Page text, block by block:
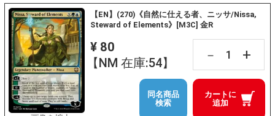
【EN】(270)《自然に仕える者、ニッサ/Nissa,
Steward of Elements》[M3C] 金R
¥ 80
【NM 在庫:54】
－ +
カートに
追加
同名商品
検索